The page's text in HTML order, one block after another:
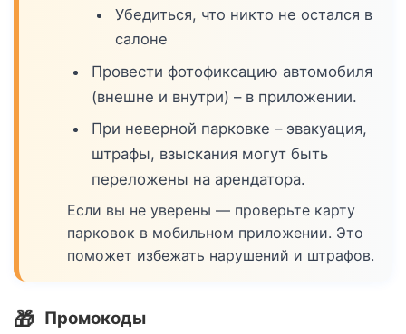
Убедиться, что никто не остался в
салоне
Провести фотофиксацию автомобиля
(внешне и внутри) – в приложении.
При неверной парковке – эвакуация,
штрафы, взыскания могут быть
переложены на арендатора.
Если вы не уверены — проверьте карту
парковок в мобильном приложении. Это
поможет избежать нарушений и штрафов.
🎁 Промокоды